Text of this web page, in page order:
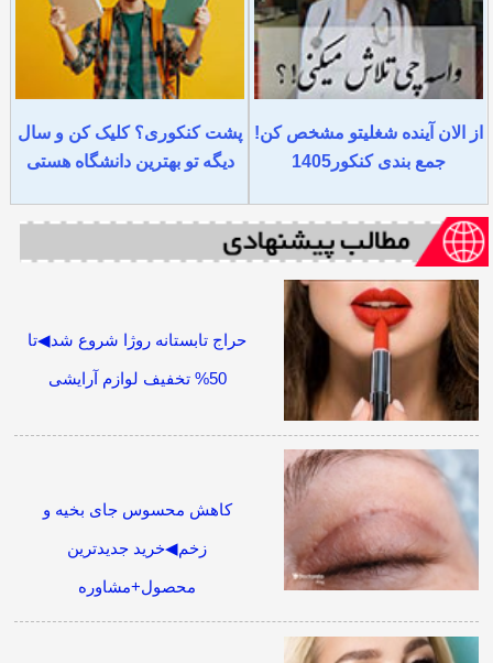
از الان آینده شغلیتو مشخص کن!
جمع بندی کنکور1405
پشت کنکوری؟ کلیک کن و سال
دیگه تو بهترین دانشگاه هستی
حراج تابستانه روژا شروع شد◀تا
50% تخفیف لوازم آرایشی
کاهش محسوس جای بخیه و
زخم◀خرید جدیدترین
محصول+مشاوره